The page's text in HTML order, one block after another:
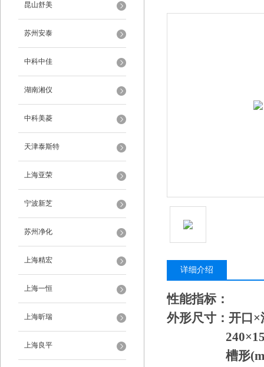
昆山舒美
苏州安泰
中科中佳
湖南湘仪
中科美菱
天津泰斯特
上海亚荣
宁波新芝
苏州净化
上海精宏
上海一恒
上海昕瑞
上海良平
详细介绍
性能指标：
外形尺寸：开口
槽形